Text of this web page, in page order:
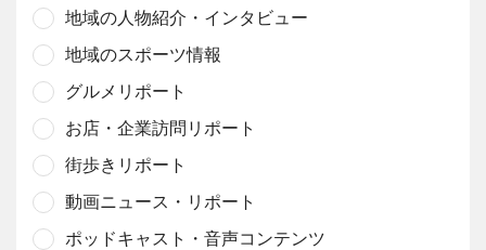
地域の人物紹介・インタビュー
地域のスポーツ情報
グルメリポート
お店・企業訪問リポート
街歩きリポート
動画ニュース・リポート
ポッドキャスト・音声コンテンツ